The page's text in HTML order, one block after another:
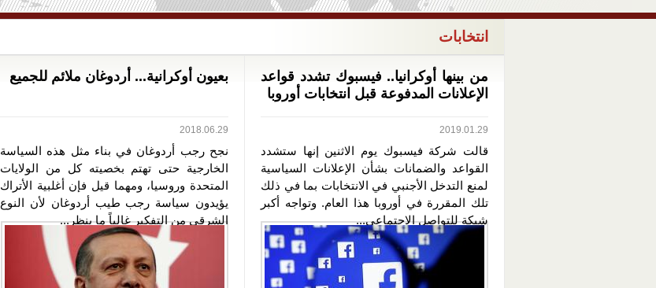
انتخابات
من بينها أوكرانيا.. فيسبوك تشدد قواعد
الإعلانات المدفوعة قبل انتخابات أوروبا
2019.01.29
قالت شركة فيسبوك يوم الاثنين إنها ستشدد
القواعد والضمانات بشأن الإعلانات السياسية
لمنع التدخل الأجنبي في الانتخابات بما في ذلك
تلك المقررة في أوروبا هذا العام. وتواجه أكبر
شبكة للتواصل الاجتماعي...
بعيون أوكرانية... أردوغان ملائم للجميع
2018.06.29
نجح رجب أردوغان في بناء مثل هذه السياسة
الخارجية حتى تهتم بخصيته كل من الولايات
المتحدة وروسيا، ومهما قيل فإن أغلبية الأتراك
يؤيدون سياسة رجب طيب أردوغان لأن النوع
الشرقي من التفكير غالباً ما ينظر...